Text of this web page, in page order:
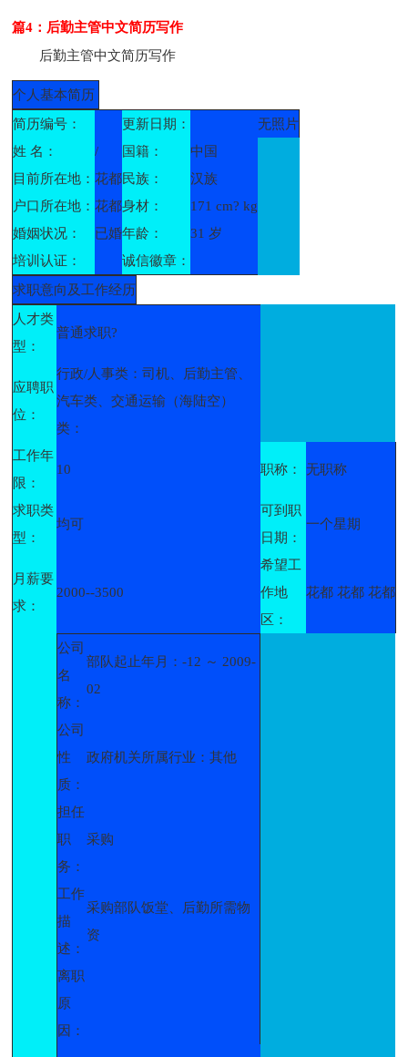
篇4：后勤主管中文简历写作
后勤主管中文简历写作
个人基本简历
简历编号：
更新日期：
无照片
姓 名：
/ 国籍：
中国
目前所在地：花都民族：
汉族
户口所在地：花都身材：
171 cm? kg
婚姻状况：
已婚年龄：
31 岁
培训认证：
诚信徽章：
求职意向及工作经历
人才类
型：
普通求职?
应聘职
位：
行政/人事类：司机、后勤主管、
汽车类、交通运输（海陆空）
类：
工作年
限：
10 职称： 无职称
求职类
型：
均可
可到职
日期：
一个星期
月薪要
求：
2000--3500
希望工
作地
区：
花都 花都 花都
公司
名
称：
部队起止年月：-12 ～ 2009-
02
公司
性
质：
政府机关所属行业：其他
担任
职
务：
采购
工作
描
述：
采购部队饭堂、后勤所需物
资
离职
原
因：